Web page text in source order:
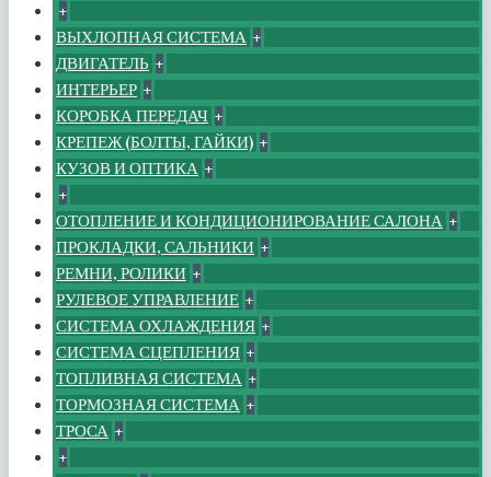
+
ВЫХЛОПНАЯ СИСТЕМА +
ДВИГАТЕЛЬ +
ИНТЕРЬЕР +
КОРОБКА ПЕРЕДАЧ +
КРЕПЕЖ (БОЛТЫ, ГАЙКИ) +
КУЗОВ И ОПТИКА +
+
ОТОПЛЕНИЕ И КОНДИЦИОНИРОВАНИЕ САЛОНА +
ПРОКЛАДКИ, САЛЬНИКИ +
РЕМНИ, РОЛИКИ +
РУЛЕВОЕ УПРАВЛЕНИЕ +
СИСТЕМА ОХЛАЖДЕНИЯ +
СИСТЕМА СЦЕПЛЕНИЯ +
ТОПЛИВНАЯ СИСТЕМА +
ТОРМОЗНАЯ СИСТЕМА +
ТРОСА +
+